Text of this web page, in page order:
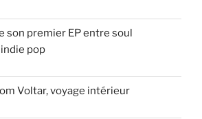
son premier EP entre soul
pop
Voltar, voyage intérieur